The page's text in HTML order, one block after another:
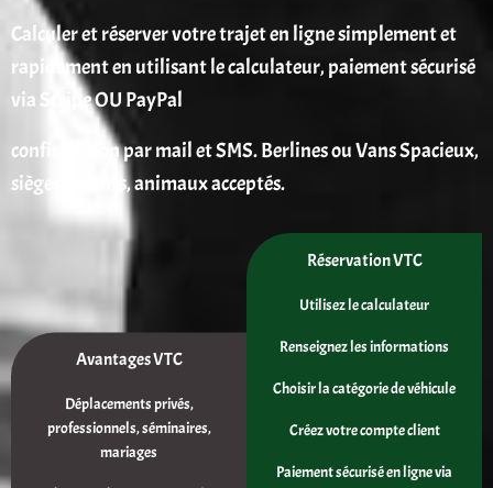
Calculer et réserver votre trajet en ligne simplement et
rapidement en utilisant le calculateur, paiement sécurisé
via Stripe OU PayPal
confirmation par mail et SMS. Berlines ou Vans Spacieux,
sièges enfants, animaux acceptés.
Avantages VTC
Déplacements privés,
professionnels, séminaires,
mariages
Réservation VTC
Utilisez le calculateur
Renseignez les informations
Choisir la catégorie de véhicule
Créez votre compte client
Paiement sécurisé en ligne via